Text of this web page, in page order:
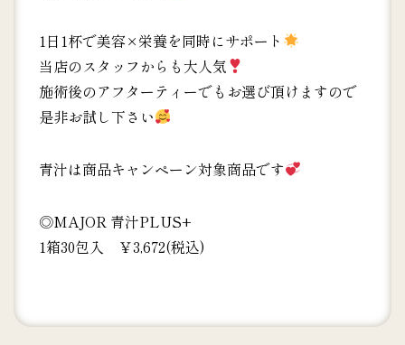
1日1杯で美容×栄養を同時にサポート
当店のスタッフからも大人気
施術後のアフターティーでもお選び頂けますので
是非お試し下さい
青汁は商品キャンペーン対象商品です
◎MAJOR 青汁PLUS+
1箱30包入 ￥3,672(税込)